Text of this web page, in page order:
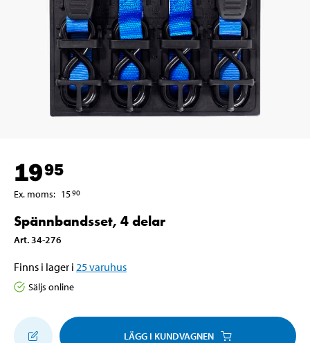
1995
Ex. moms: 1590
Spännbandsset, 4 delar
Art. 34-276
Finns i lager i 25varuhus
Säljs online
LÄGG I KUNDVAGNEN